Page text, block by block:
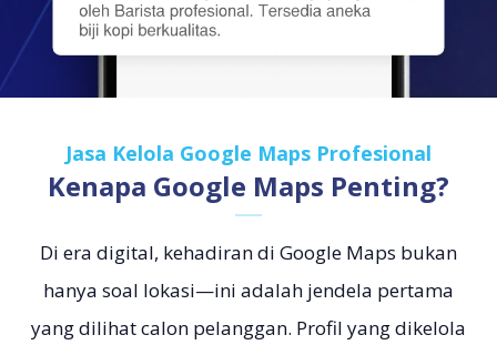
Jasa Kelola Google Maps Profesional
Kenapa Google Maps Penting?
Di era digital, kehadiran di Google Maps bukan
hanya soal lokasi—ini adalah jendela pertama
yang dilihat calon pelanggan. Profil yang dikelola